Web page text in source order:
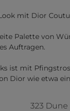
mit Dior
Palette von
Auftragen.
ist mit
Dior wie etwa
323 Dune